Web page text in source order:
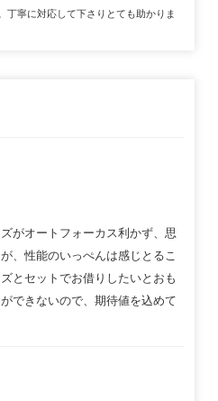
丁寧に対応して下さりとても助かりま
がオートフォーカス利かず、思
、性能のいっぺんは感じとるこ
とセットでお借りしたいとおも
できないので、期待値を込めて